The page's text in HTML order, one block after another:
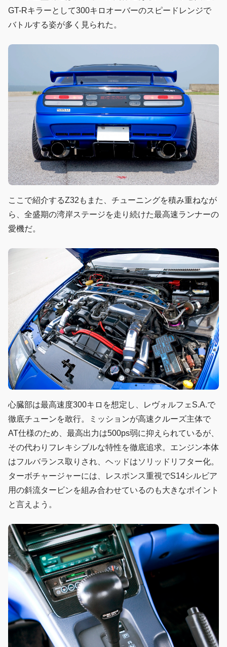
GT-Rキラーとして300キロオーバーのスピードレンジで
バトルする姿が多く見られた。
ここで紹介するZ32もまた、チューニングを積み重ねなが
ら、全盛期の湾岸ステージを走り続けた最高速ランナーの
愛機だ。
心臓部は最高速度300キロを想定し、レヴォルフェS.A.で
徹底チューンを敢行。ミッションが高速クルーズ主体で
AT仕様のため、最高出力は500ps弱に抑えられているが、
その代わりフレキシブルな特性を徹底追求。エンジン本体
はフルバランス取りされ、ヘッドはソリッドリフター化。
ターボチャージャーには、レスポンス重視でS14シルビア
用の斜流タービンを組み合わせているのも大きなポイント
と言えよう。